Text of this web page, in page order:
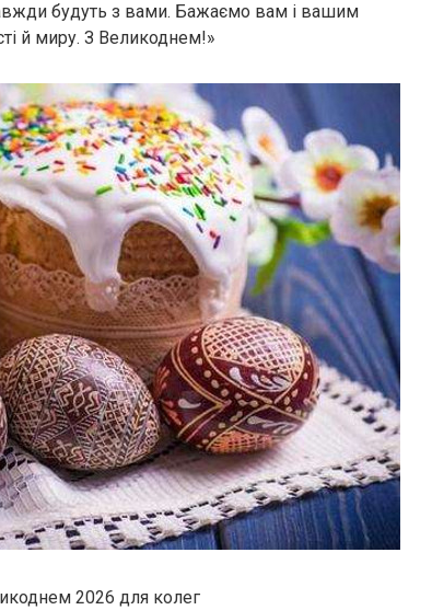
будуть з вами. Бажаємо вам і вашим
й миру. З Великоднем!»
2026 для колег